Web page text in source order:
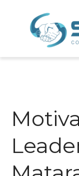
content